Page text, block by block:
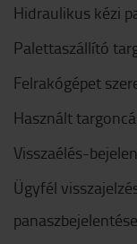
Hidraulikus kézi
Palettaszállító
Felrakógépet
Használt
Visszaélés-
Ügyfél